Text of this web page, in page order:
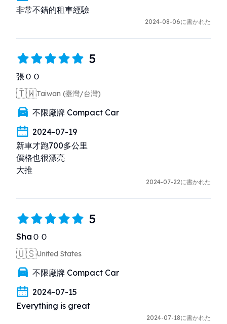
非常不錯的租車經驗
2024-08-06に書かれた
5
張ＯＯ
🇹🇼Taiwan (臺灣/台灣)
不限廠牌 Compact Car
2024-07-19
新車才跑700多公里
價格也很漂亮
大推
2024-07-22に書かれた
5
ShaＯＯ
🇺🇸United States
不限廠牌 Compact Car
2024-07-15
Everything is great
2024-07-18に書かれた